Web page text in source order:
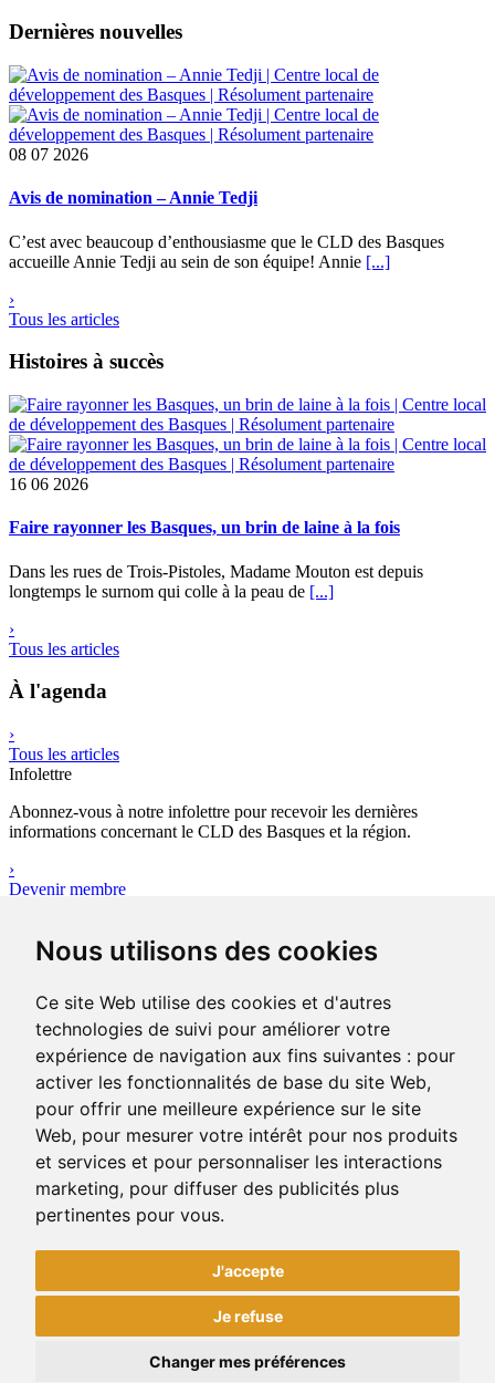
Nous utilisons des cookies
Ce site Web utilise des cookies et d'autres
technologies de suivi pour améliorer votre
expérience de navigation aux fins suivantes : pour
activer les fonctionnalités de base du site Web,
pour offrir une meilleure expérience sur le site
Web, pour mesurer votre intérêt pour nos produits
et services et pour personnaliser les interactions
marketing, pour diffuser des publicités plus
pertinentes pour vous.
J'accepte
Je refuse
Changer mes préférences
Dernières nouvelles
08 07 2026
Avis de nomination – Annie Tedji
C’est avec beaucoup d’enthousiasme que le CLD des Basques
accueille Annie Tedji au sein de son équipe! Annie [...]
›
Tous les articles
Histoires à succès
16 06 2026
Faire rayonner les Basques, un brin de laine à la fois
Dans les rues de Trois-Pistoles, Madame Mouton est depuis
longtemps le surnom qui colle à la peau de [...]
›
Tous les articles
À l'agenda
›
Tous les articles
Infolettre
Abonnez-vous à notre infolettre pour recevoir les dernières
informations concernant le CLD des Basques et la région.
›
Devenir membre
Avez-vous votre plan d’affaires ?
Le plan d’affaires réunit l’ensemble des données quantitatives,
portez.
Consulter les outils
400-1, rue Jean-Rioux
Trois-Pistoles (Québec) G0L 4K0
Téléphone: 418 851-1481
Télécopieur: 418 851-1237
© 2026 CLD des Basques. Tous droits réservés. |
préférences de cookies| -Crédits- Plan du site- Conception &